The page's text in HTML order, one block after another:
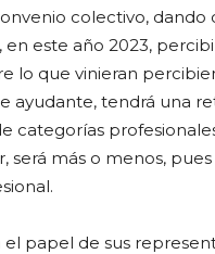
colectivo, dando
este año 2023,
lo que vinieran
ayudante, tendrá una
categorías
será más o menos,
el papel de sus